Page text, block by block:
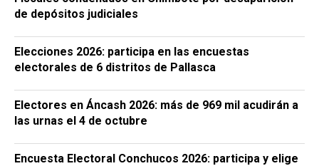
de depósitos judiciales
Elecciones 2026: participa en las encuestas
electorales de 6 distritos de Pallasca
Electores en Áncash 2026: más de 969 mil acudirán a
las urnas el 4 de octubre
Encuesta Electoral Conchucos 2026: participa y elige